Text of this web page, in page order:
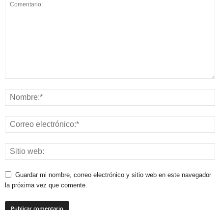
Guardar mi nombre, correo electrónico y sitio web en este navegador
la próxima vez que comente.